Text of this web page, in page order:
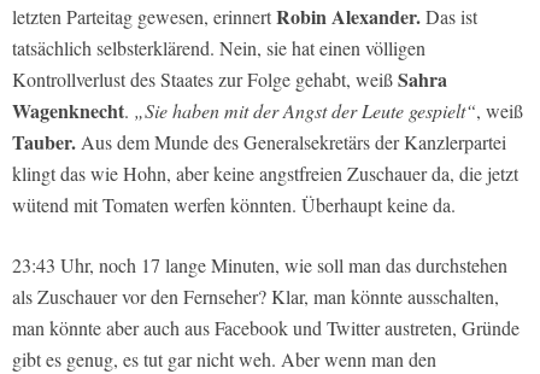
letzten Parteitag gewesen, erinnertRobin Alexander.Das ist
tatsächlich selbsterklärend. Nein, sie hat einen völligen
Kontrollverlust des Staates zur Folge gehabt, weißSahra
Wagenknecht. „Sie haben mit der Angst der Leute gespielt“, weiß
Tauber.Aus dem Munde des Generalsekretärs der Kanzlerpartei
klingt das wie Hohn, aber keine angstfreien Zuschauer da, die jetzt
wütend mit Tomaten werfen könnten. Überhaupt keine da.
23:43 Uhr, noch 17 lange Minuten, wie soll man das durchstehen
als Zuschauer vor den Fernseher? Klar, man könnte ausschalten,
man könnte aber auch aus Facebook und Twitter austreten, Gründe
gibt es genug, es tut gar nicht weh. Aber wenn man den